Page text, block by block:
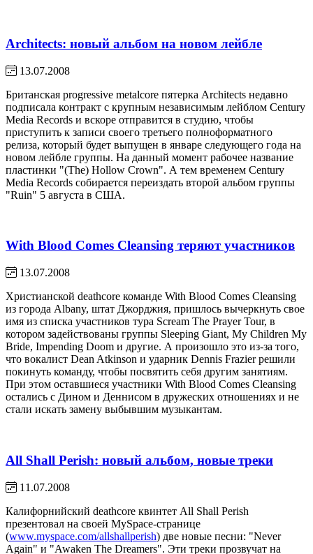
Architects: новый альбом на новом лейбле
13.07.2008
Британская progressive metalcore пятерка Architects недавно
подписала контракт с крупным независимым лейблом Century
Media Records и вскоре отправится в студию, чтобы
приступить к записи своего третьего полноформатного
релиза, который будет выпущен в январе следующего года на
новом лейбле группы. На данный момент рабочее название
пластинки "(The) Hollow Crown". А тем временем Century
Media Records собирается переиздать второй альбом группы
"Ruin" 5 августа в США.
With Blood Comes Cleansing теряют участников
13.07.2008
Христианской deathcore команде With Blood Comes Cleansing
из города Albany, штат Джорджия, пришлось вычеркнуть свое
имя из списка участников тура Scream The Prayer Tour, в
котором задействованы группы Sleeping Giant, My Children My
Bride, Impending Doom и другие. А произошло это из-за того,
что вокалист Dean Atkinson и ударник Dennis Frazier решили
покинуть команду, чтобы посвятить себя другим занятиям.
При этом оставшиеся участники With Blood Comes Cleansing
остались с Дином и Деннисом в дружеских отношениях и не
стали искать замену выбывшим музыкантам.
All Shall Perish: новый альбом, новые треки
11.07.2008
Калифорнийский deathcore квинтет All Shall Perish
презентовал на своей MySpace-странице
(www.myspace.com/allshallperish) две новые песни: "Never
Again" и "Awaken The Dreamers". Эти треки прозвучат на